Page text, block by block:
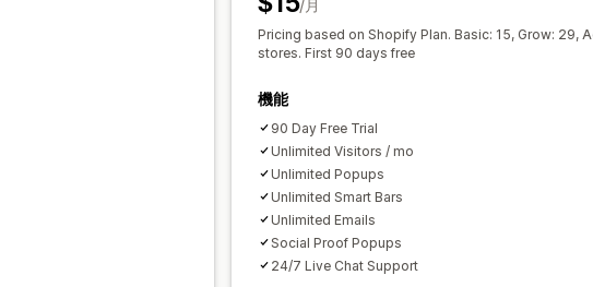
カスタムフォント インポートとエクスポート メール
メールアドレスの収集リスト トリガーとルール
ターゲティング
/月
Pricing based on Shopify Plan. Basic: 15, Grow: 29,
stores. First 90 days free
機能
90 Day Free Trial
Unlimited Visitors / mo
Unlimited Popups
Unlimited Smart Bars
Unlimited Emails
Social Proof Popups
24/7 Live Chat Support